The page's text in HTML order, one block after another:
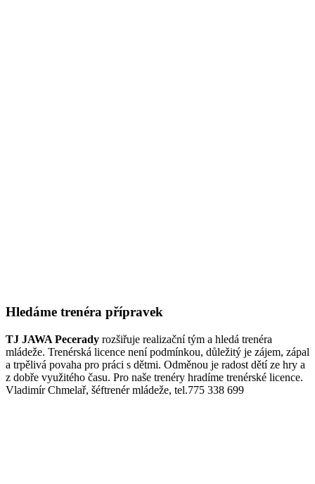
Hledáme trenéra přípravek
TJ JAWA Pecerady rozšiřuje realizační tým a hledá trenéra
mládeže. Trenérská licence není podmínkou, důležitý je zájem, zápal
a trpělivá povaha pro práci s dětmi. Odměnou je radost dětí ze hry a
z dobře využitého času. Pro naše trenéry hradíme trenérské licence.
Vladimír Chmelař, šéftrenér mládeže, tel.775 338 699